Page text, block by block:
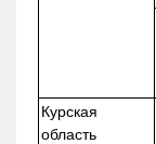
Курская
область